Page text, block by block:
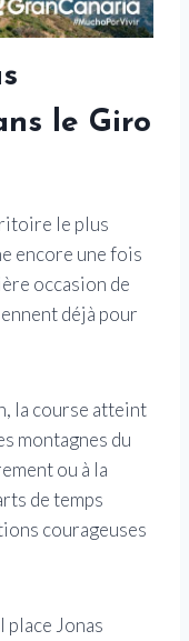
le Giro
le plus
encore une fois
occasion de
déjà pour
la course atteint
montagnes du
ou à la
de temps
courageuses
place Jonas